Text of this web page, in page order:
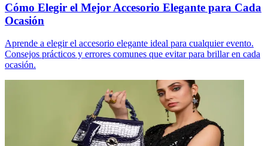
Cómo Elegir el Mejor Accesorio Elegante para Cada
Ocasión
Aprende a elegir el accesorio elegante ideal para cualquier evento.
Consejos prácticos y errores comunes que evitar para brillar en cada
ocasión.